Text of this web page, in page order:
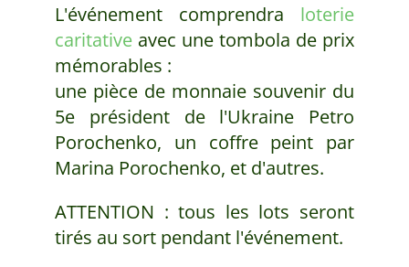
L'événement comprendra loterie
caritativeavec une tombola de prix
mémorables :
une pièce de monnaie souvenir du
5e président de l'Ukraine Petro
Porochenko, un coffre peint par
Marina Porochenko, et d'autres.
ATTENTION : tous les lots seront
tirés au sort pendant l'événement.